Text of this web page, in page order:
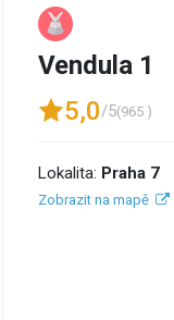
Vendula 1
5,0/5(965 )
Lokalita: Praha 7
Zobrazit na mapě